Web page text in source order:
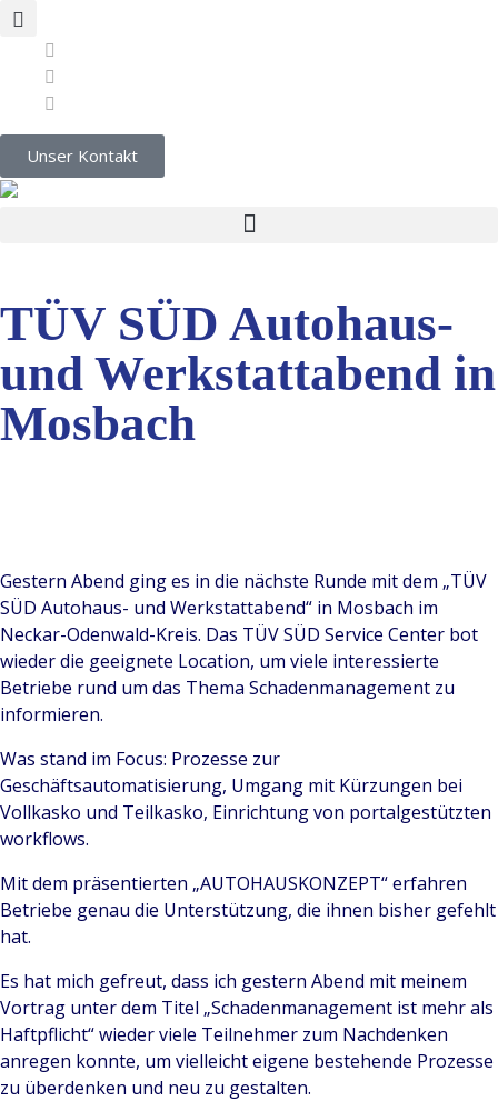
Unser Kontakt
TÜV SÜD Autohaus-
und Werkstattabend in
Mosbach
Gestern Abend ging es in die nächste Runde mit dem „TÜV
SÜD Autohaus- und Werkstattabend“ in Mosbach im
Neckar-Odenwald-Kreis. Das TÜV SÜD Service Center bot
wieder die geeignete Location, um viele interessierte
Betriebe rund um das Thema Schadenmanagement zu
informieren.
Was stand im Focus: Prozesse zur
Geschäftsautomatisierung, Umgang mit Kürzungen bei
Vollkasko und Teilkasko, Einrichtung von portalgestützten
workflows.
Mit dem präsentierten „AUTOHAUSKONZEPT“ erfahren
Betriebe genau die Unterstützung, die ihnen bisher gefehlt
hat.
Es hat mich gefreut, dass ich gestern Abend mit meinem
Vortrag unter dem Titel „Schadenmanagement ist mehr als
Haftpflicht“ wieder viele Teilnehmer zum Nachdenken
anregen konnte, um vielleicht eigene bestehende Prozesse
zu überdenken und neu zu gestalten.